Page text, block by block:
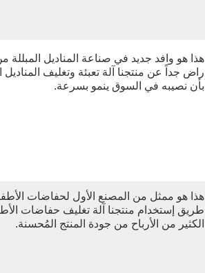
هذا هو وافد جديد في صناعة المناديل
راض جداً عن منتجنا آلة تعبئة وتغليف المناديل
بأن نصيبه في السوق ينمو بسرعة.
هذا هو ممثل من المصنع الأول لحفاضات
طريق إستخدام منتجنا آلة تغليف حفاضات
الكثير من الأرباح من جودة المنتج المُحسنة.